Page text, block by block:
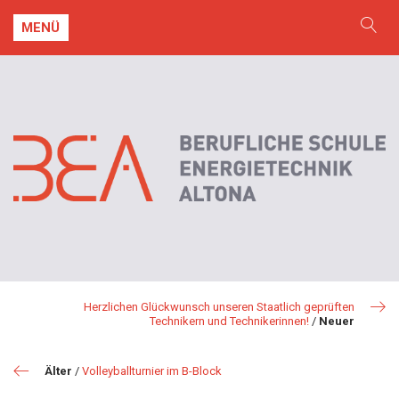
MENÜ
Herzlichen Glückwunsch unseren Staatlich geprüften
Technikern und Technikerinnen! / Neuer
Älter / Volleyballturnier im B-Block